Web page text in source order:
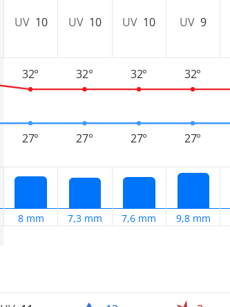
UV 10
27°
32°
8 mm
UV 10
27°
32°
7,3 mm
UV 10
27°
32°
7,6 mm
UV9
27°
32°
9,8 mm